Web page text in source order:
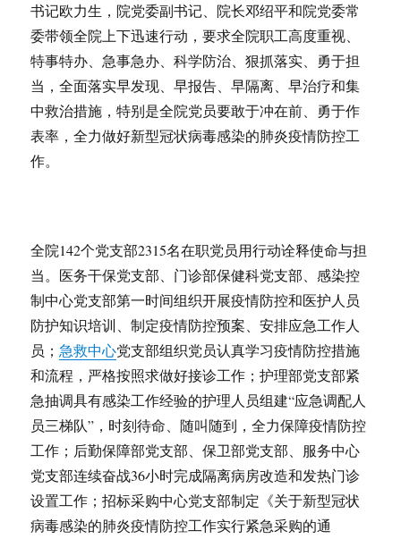
书记欧力生，院党委副书记、院长邓绍平和院党委常
委带领全院上下迅速行动，要求全院职工高度重视、
特事特办、急事急办、科学防治、狠抓落实、勇于担
当，全面落实早发现、早报告、早隔离、早治疗和集
中救治措施，特别是全院党员要敢于冲在前、勇于作
表率，全力做好新型冠状病毒感染的肺炎疫情防控工
作。
全院142个党支部2315名在职党员用行动诠释使命与担
当。医务干保党支部、门诊部保健科党支部、感染控
制中心党支部第一时间组织开展疫情防控和医护人员
防护知识培训、制定疫情防控预案、安排应急工作人
员；急救中心党支部组织党员认真学习疫情防控措施
和流程，严格按照求做好接诊工作；护理部党支部紧
急抽调具有感染工作经验的护理人员组建“应急调配人
员三梯队”，时刻待命、随叫随到，全力保障疫情防控
工作；后勤保障部党支部、保卫部党支部、服务中心
党支部连续奋战36小时完成隔离病房改造和发热门诊
设置工作；招标采购中心党支部制定《关于新型冠状
病毒感染的肺炎疫情防控工作实行紧急采购的通